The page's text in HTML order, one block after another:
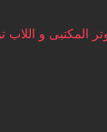
المكتبى و اللاب